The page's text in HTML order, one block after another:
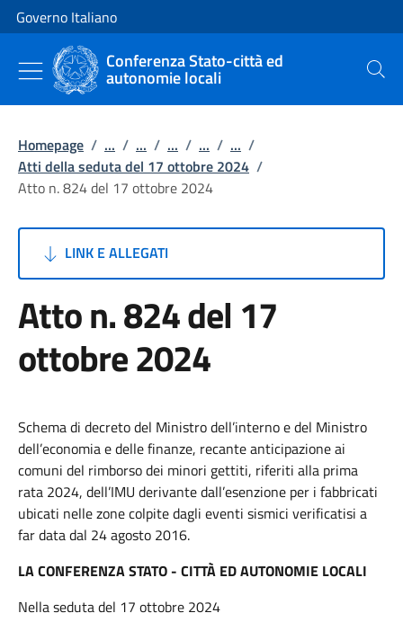
Vai al contenuto
Vai alla navigazione del sito
Governo Italiano
Conferenza Stato-città ed
autonomie locali Cerca
Homepage / ... / ... / ... / ... / ... /
Atti della seduta del 17 ottobre 2024 /
Atto n. 824 del 17 ottobre 2024
LINK E ALLEGATI
Atto n. 824 del 17
ottobre 2024
Schema di decreto del Ministro dell’interno e del Ministro
dell’economia e delle finanze, recante anticipazione ai
comuni del rimborso dei minori gettiti, riferiti alla prima
rata 2024, dell’IMU derivante dall’esenzione per i fabbricati
ubicati nelle zone colpite dagli eventi sismici verificatisi a
far data dal 24 agosto 2016.
LA CONFERENZA STATO - CITTÀ ED AUTONOMIE LOCALI
Nella seduta del 17 ottobre 2024